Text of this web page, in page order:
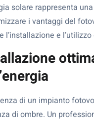
solare rappresenta
i vantaggi del
l’installazione e
di un impianto
di ombre. Un